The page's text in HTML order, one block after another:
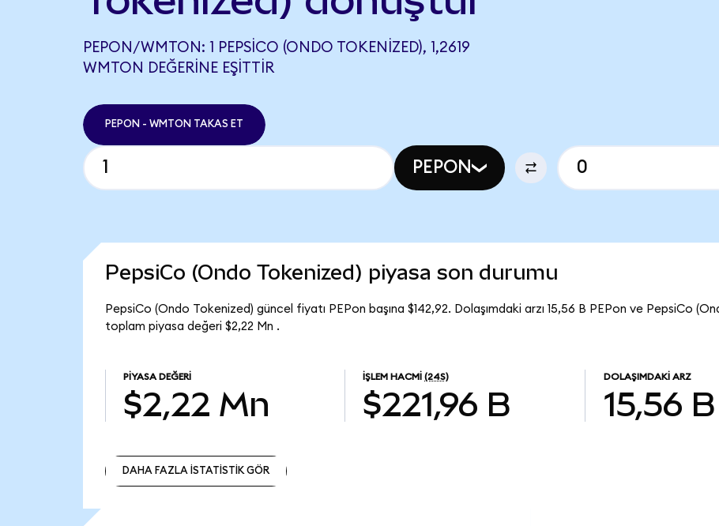
PEPON/WMTON: 1 PEPSICO (ONDO TOKENIZED), 1,2619
WMTON DEĞERINE EŞITTIR
PEPON - WMTON TAKAS ET
PEPON
PepsiCo (Ondo Tokenized) piyasa son durumu
PepsiCo (Ondo Tokenized) güncel fiyatı PEPon başına $142,92. Dolaşımdaki arzı 15,56 B PEPon ve PepsiCo
toplam piyasa değeri $2,22 Mn .
PIYASA DEĞERI
$2,22 Mn
İŞLEM HACMI (24S)
$221,96 B
DOLAŞIMDAKI ARZ
15,56 B
DAHA FAZLA İSTATİSTİK GÖR